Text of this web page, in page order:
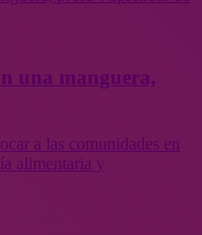
una manguera,
a las comunidades en
alimentaria y